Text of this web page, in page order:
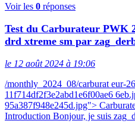
Voir les 0 réponses
Test du Carburateur PWK
drd xtreme sm par
le 12 août 2024 à 19:06
/monthly_2024_08/carburat eur-
11f714df2f3e2abd1e6f00ae6
95a387f948e245d.jpg">
Introduction Bonjour, je suis